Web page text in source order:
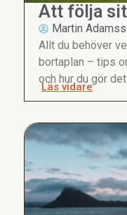
Att följa
Martin
Allt du behöver
bortaplan – tips
och hur du gör
Läs vidare